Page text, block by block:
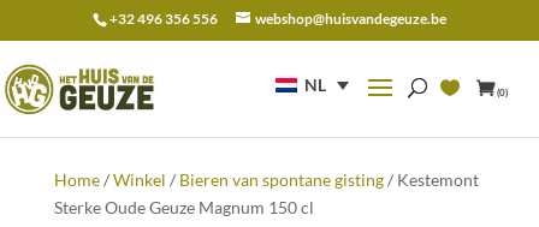
+32 496 356 556 webshop@huisvandegeuze.be
NL (0)
naar:
Home/Winkel / Bieren van spontane gisting/ Kestemont
Sterke Oude Geuze Magnum 150 cl